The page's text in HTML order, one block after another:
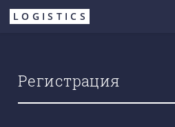
Перейти
LOGISTICS
Регистрация